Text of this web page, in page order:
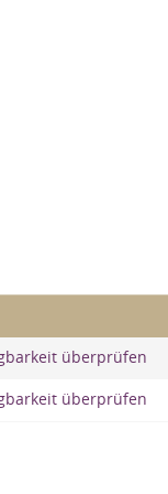
überprüfen
überprüfen